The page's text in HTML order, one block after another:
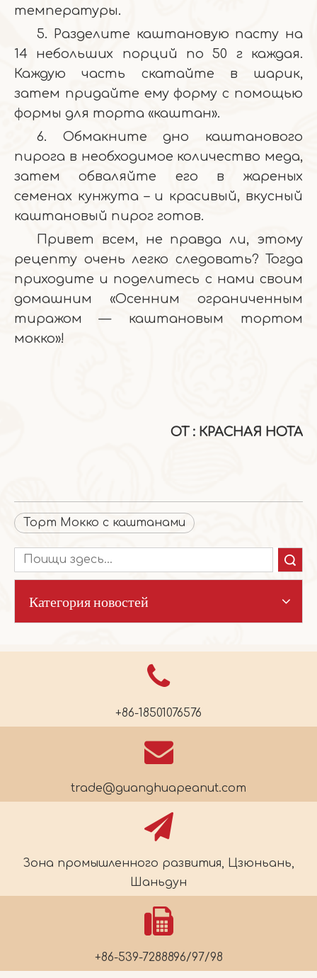
температуры.
5. Разделите каштановую пасту на
14 небольших порций по 50 г каждая.
Каждую часть скатайте в шарик,
затем придайте ему форму с помощью
формы для торта «каштан».
6. Обмакните дно каштанового
пирога в необходимое количество меда,
затем обваляйте его в жареных
семенах кунжута – и красивый, вкусный
каштановый пирог готов.
Привет всем, не правда ли, этому
рецепту очень легко следовать? Тогда
приходите и поделитесь с нами своим
домашним «Осенним ограниченным
тиражом — каштановым тортом
мокко»!
ОТ : КРАСНАЯ НОТА
Торт Мокко с каштанами
Категория новостей
+86-18501076576
trade@guanghuapeanut.com
Зона промышленного развития, Цзюньань,
Шаньдун
+86-539-7288896/97/98